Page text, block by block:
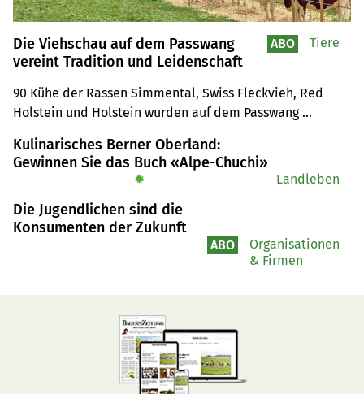
Die Viehschau auf dem Passwang
vereint Tradition und Leidenschaft
90 Kühe der Rassen Simmental, Swiss Fleckvieh, Red
Holstein und Holstein wurden auf dem Passwang
vielen Besucher(innen).
ABO Tiere
Kulinarisches Berner Oberland:
Gewinnen Sie das Buch «Alpe-Chuchi»
✹ Landleben
Die Jugendlichen sind die
Konsumenten der Zukunft
ABO
Organisationen
& Firmen